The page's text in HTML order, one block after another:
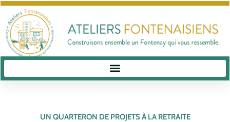
UN QUARTERON DE PROJETS À LA RETRAITE